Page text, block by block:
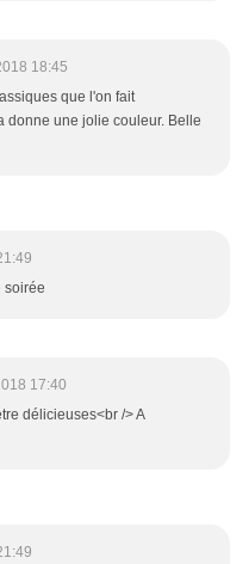
18:45
que l'on fait
donne une jolie couleur. Belle
soirée
17:40
délicieuses<br /> A